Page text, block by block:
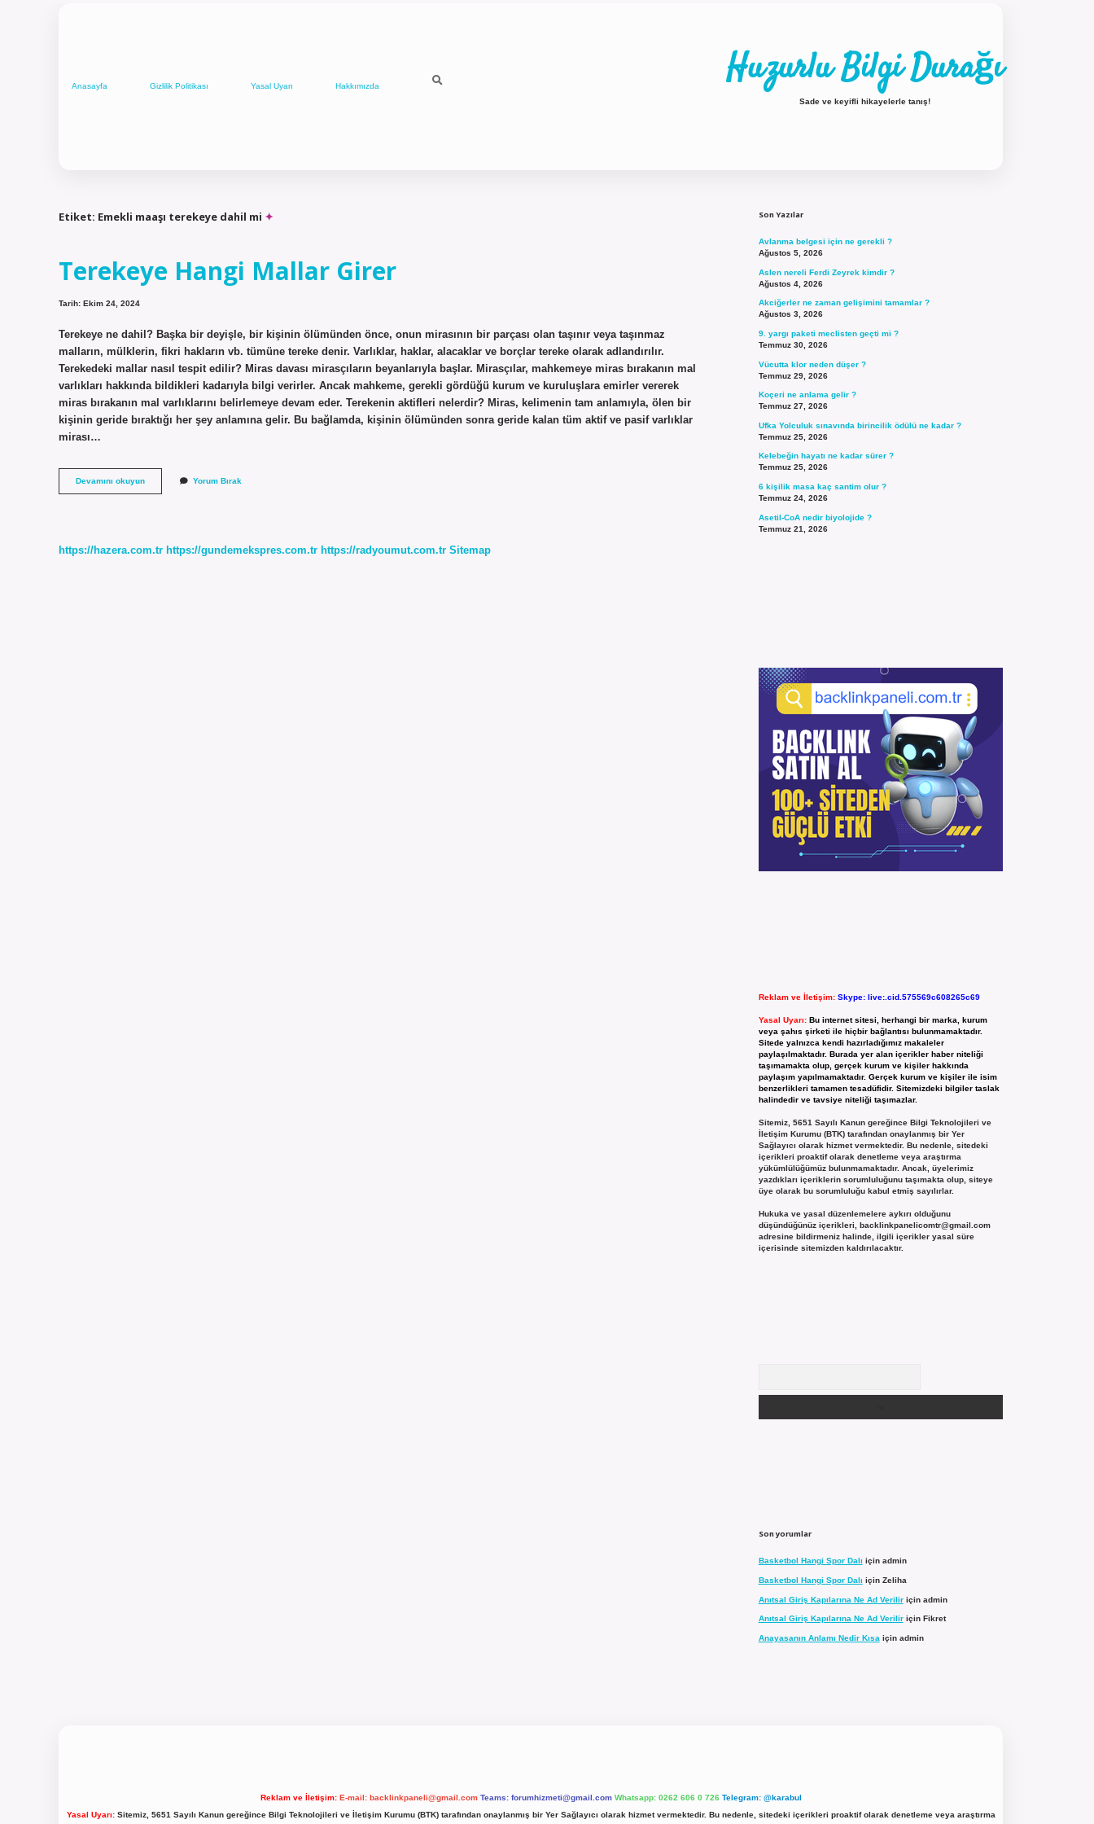
Anasayfa Gizlilik Politikası Yasal Uyarı Hakkımızda Huzurlu Bilgi Durağı
Sade ve keyifli hikayelerle tanış!
Etiket: Emekli maaşı terekeye dahil mi
Terekeye Hangi Mallar Girer
Tarih: Ekim 24, 2024
Terekeye ne dahil? Başka bir deyişle, bir kişinin ölümünden önce, onun mirasının bir parçası olan taşınır veya taşınmaz
malların, mülklerin, fikri hakların vb. tümüne tereke denir. Varlıklar, haklar, alacaklar ve borçlar tereke olarak adlandırılır.
Terekedeki mallar nasıl tespit edilir? Miras davası mirasçıların beyanlarıyla başlar. Mirasçılar, mahkemeye miras bırakanın mal
varlıkları hakkında bildikleri kadarıyla bilgi verirler. Ancak mahkeme, gerekli gördüğü kurum ve kuruluşlara emirler vererek
miras bırakanın mal varlıklarını belirlemeye devam eder. Terekenin aktifleri nelerdir? Miras, kelimenin tam anlamıyla, ölen bir
kişinin geride bıraktığı her şey anlamına gelir. Bu bağlamda, kişinin ölümünden sonra geride kalan tüm aktif ve pasif varlıklar
mirası…
Devamını okuyunTerekeye
Hangi
Yorum Bırak
https://hazera.com.tr https://gundemekspres.com.tr https://radyoumut.com.tr Sitemap
Son Yazılar
Avlanma belgesi için ne gerekli ?
Ağustos 5, 2026
Aslen nereli Ferdi Zeyrek kimdir ?
Ağustos 4, 2026
Akciğerler ne zaman gelişimini tamamlar ?
Ağustos 3, 2026
9. yargı paketi meclisten geçti mi ?
Temmuz 30, 2026
Vücutta klor neden düşer ?
Temmuz 29, 2026
Koçeri ne anlama gelir ?
Temmuz 27, 2026
Ufka Yolculuk sınavında birincilik ödülü ne kadar ?
Temmuz 25, 2026
Kelebeğin hayatı ne kadar sürer ?
Temmuz 25, 2026
6 kişilik masa kaç santim olur ?
Temmuz 24, 2026
Asetil-CoA nedir biyolojide ?
Temmuz 21, 2026
Reklam ve İletişim: Skype: live:.cid.575569c608265c69
Yasal Uyarı: Bu internet sitesi, herhangi bir marka, kurum
veya şahıs şirketi ile hiçbir bağlantısı bulunmamaktadır.
Sitede yalnızca kendi hazırladığımız makaleler
paylaşılmaktadır. Burada yer alan içerikler haber niteliği
taşımamakta olup, gerçek kurum ve kişiler hakkında
paylaşım yapılmamaktadır. Gerçek kurum ve kişiler ile isim
benzerlikleri tamamen tesadüfidir. Sitemizdeki bilgiler taslak
halindedir ve tavsiye niteliği taşımazlar.
Sitemiz, 5651 Sayılı Kanun gereğince Bilgi Teknolojileri ve
İletişim Kurumu (BTK) tarafından onaylanmış bir Yer
Sağlayıcı olarak hizmet vermektedir. Bu nedenle, sitedeki
içerikleri proaktif olarak denetleme veya araştırma
yükümlülüğümüz bulunmamaktadır. Ancak, üyelerimiz
yazdıkları içeriklerin sorumluluğunu taşımakta olup, siteye
üye olarak bu sorumluluğu kabul etmiş sayılırlar.
Hukuka ve yasal düzenlemelere aykırı olduğunu
düşündüğünüz içerikleri, backlinkpanelicomtr@gmail.com
adresine bildirmeniz halinde, ilgili içerikler yasal süre
içerisinde sitemizden kaldırılacaktır.
Son yorumlar
Basketbol Hangi Spor Dalı için admin
Basketbol Hangi Spor Dalı için Zeliha
Anıtsal Giriş Kapılarına Ne Ad Veriliriçin admin
Anıtsal Giriş Kapılarına Ne Ad Veriliriçin Fikret
Anayasanın Anlamı Nedir Kısa için admin
Reklam ve İletişim: E-mail: backlinkpaneli@gmail.com Teams: forumhizmeti@gmail.com Whatsapp: 0262 606 0 726 Telegram: @karabul
Yasal Uyarı:Sitemiz, 5651 Sayılı Kanun gereğince Bilgi Teknolojileri ve İletişim Kurumu (BTK) tarafından onaylanmış bir Yer Sağlayıcı olarak hizmet vermektedir. Bu nedenle, sitedeki içerikleri proaktif olarak denetleme veya araştırma